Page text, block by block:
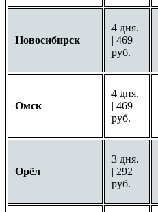
Новосибирск
4 дня.
| 469
руб.
Омск
4 дня.
| 469
руб.
Орёл
3 дня.
| 292
руб.